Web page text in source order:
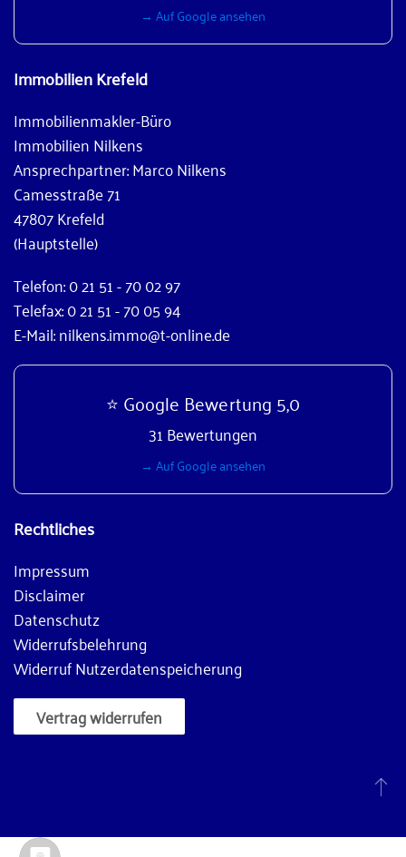
→ Auf Google ansehen
Immobilien Krefeld
Immobilienmakler-Büro
Immobilien Nilkens
Ansprechpartner: Marco Nilkens
Camesstraße 71
47807 Krefeld
(Hauptstelle)
Telefon: 0 21 51 - 70 02 97
Telefax: 0 21 51 - 70 05 94
E-Mail: nilkens.immo@t-online.de
⭐ Google Bewertung 5,0
31 Bewertungen
→ Auf Google ansehen
Rechtliches
Impressum
Disclaimer
Datenschutz
Widerrufsbelehrung
Widerruf Nutzerdatenspeicherung
Vertrag widerrufen